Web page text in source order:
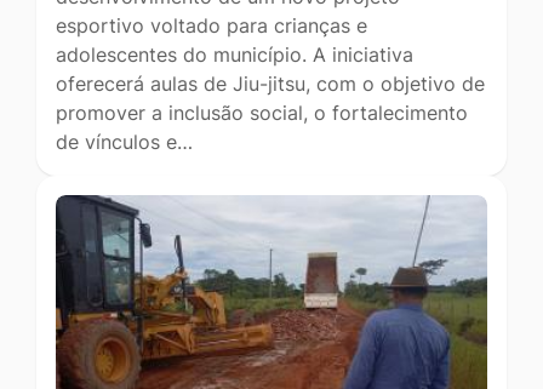
esportivo voltado para crianças e
adolescentes do município. A iniciativa
oferecerá aulas de Jiu-jitsu, com o objetivo de
promover a inclusão social, o fortalecimento
de vínculos e…